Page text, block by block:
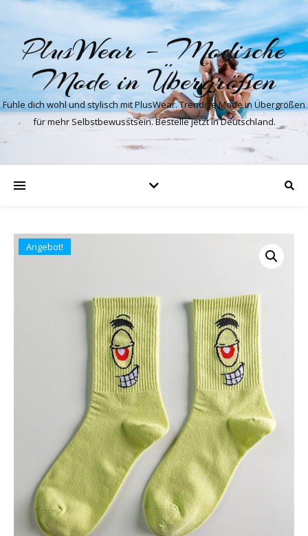
PlusWear – Modische
Mode in Übergrößen
Fühle dich wohl und stylisch mit PlusWear. Trendige Mode in Übergrößen
für mehr Selbstbewusstsein. Bestelle jetzt in Deutschland.
Angebot!